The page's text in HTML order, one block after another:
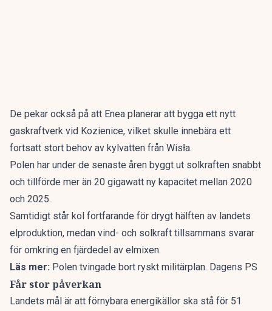
De pekar också på att Enea planerar att bygga ett nytt
gaskraftverk vid Kozienice, vilket skulle innebära ett
fortsatt stort behov av kylvatten från Wisła.
Polen har under de senaste åren byggt ut solkraften snabbt
och tillförde mer än 20 gigawatt ny kapacitet mellan 2020
och 2025.
Samtidigt står kol fortfarande för drygt hälften av landets
elproduktion, medan vind- och solkraft tillsammans svarar
för omkring en fjärdedel av elmixen.
Läs mer: Polen tvingade bort ryskt militärplan. Dagens PS
Får stor påverkan
Landets mål är att förnybara energikällor ska stå för 51